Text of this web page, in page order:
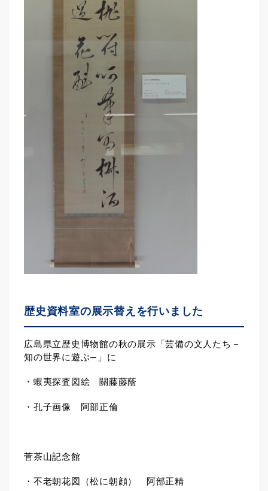
歴史資料室の展示替えを行いました
広島県立歴史博物館の秋の展示「芸備の文人たち－
知の世界に遊ぶ―」に
・蝦夷探査図絵 關藤藤蔭
・孔子画像 阿部正倫
菅茶山記念館
・不老朝花図（松に朝顔） 阿部正精